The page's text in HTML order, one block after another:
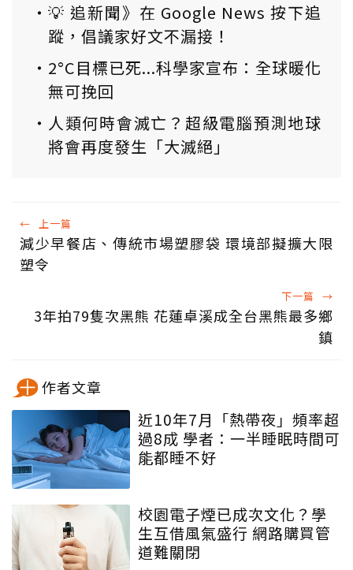
💡 追新聞》在 Google News 按下追
蹤，倡議家好文不漏接！
2°C目標已死...科學家宣布：全球暖化
無可挽回
人類何時會滅亡？超級電腦預測地球
將會再度發生「大滅絕」
← 上一篇
減少早餐店、傳統市場塑膠袋 環境部擬擴大限
塑令
下一篇 →
3年拍79隻次黑熊 花蓮卓溪成全台黑熊最多鄉
鎮
作者文章
近10年7月「熱帶夜」頻率超
過8成 學者：一半睡眠時間可
能都睡不好
校園電子煙已成次文化？學
生互借風氣盛行 網路購買管
道難關閉